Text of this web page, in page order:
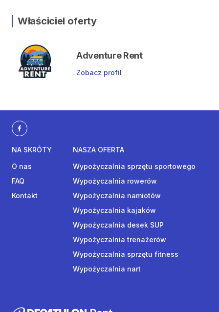
Właściciel oferty
Adventure Rent
Zobacz profil
NA SKRÓTY
O nas
FAQ
Kontakt
NASZA OFERTA
Wypożyczalnia sprzętu sportowego
Wypożyczalnia rowerów
Wypożyczalnia namiotów
Wypożyczalnia kajaków
Wypożyczalnia desek SUP
Wypożyczalnia trenażerów
Wypożyczalnia sprzętu fitness
Wypożyczalnia nart